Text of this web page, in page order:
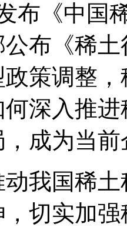
布《中国
公布《稀
策调整
深入推
成为当
我国稀
切实加